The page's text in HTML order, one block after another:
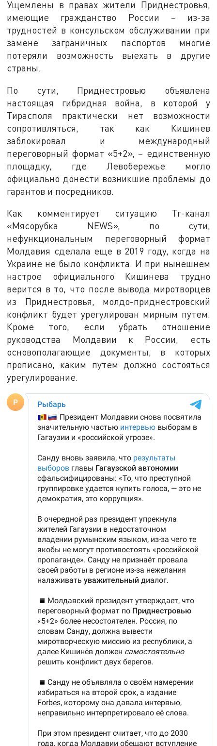
Ущемлены в правах жители Приднестровья,
имеющие гражданство России – из-за
трудностей в консульском обслуживании при
замене заграничных паспортов многие
потеряли возможность выехать в другие
страны.
По сути, Приднестровью объявлена
настоящая гибридная война, в которой у
Тирасполя практически нет возможности
сопротивляться, так как Кишинев
заблокировал и международный
переговорный формат «5+2», – единственную
площадку, где Левобережье могло
официально донести возникшие проблемы до
гарантов и посредников.
Как комментирует ситуацию Тг-канал
«Мясорубка NEWS», по сути,
нефункциональным переговорный формат
Молдавия сделала еще в 2019 году, когда на
Украине не было конфликта. И при нынешнем
настрое официального Кишинева трудно
верится в то, что после вывода миротворцев
из Приднестровья, молдо-приднестровский
конфликт будет урегулирован мирным путем.
Кроме того, если убрать отношение
руководства Молдавии к России, есть
основополагающие документы, в которых
прописано, каким путем должно состояться
урегулирование.